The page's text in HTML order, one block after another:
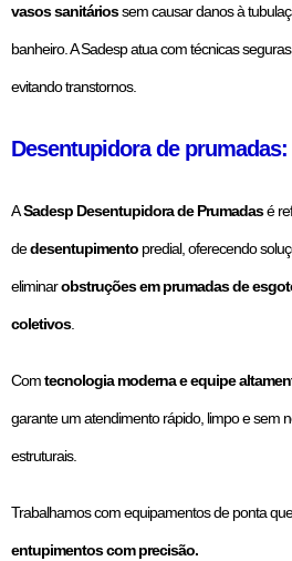
vasos sanitáriossem causar danos à
banheiro. A Sadesp atua com técnicas
evitando transtornos.
Desentupidora de prumadas:
ASadesp Desentupidora de Prumadasé
dedesentupimento predial, oferecendo
eliminarobstruções em prumadasde
coletivos.
Comtecnologia moderna e equipe
garante um atendimento rápido, limpo e sem
estruturais.
Trabalhamos com equipamentos de ponta
entupimentos com precisão.